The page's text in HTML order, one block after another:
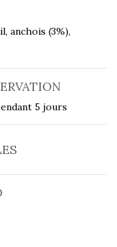
anchois (3%),
5 jours